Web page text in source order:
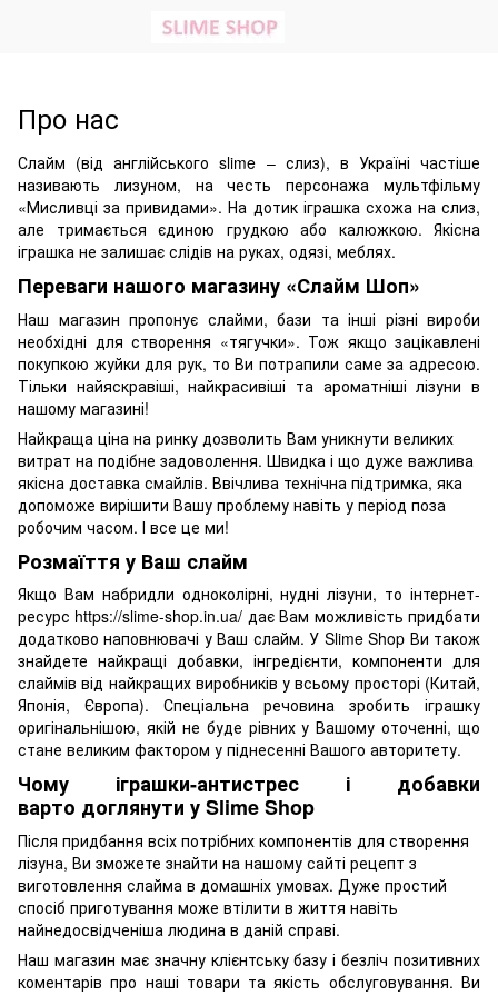
Про нас
Слайм (від англійського slime – слиз), в Україні частіше
називають лизуном, на честь персонажа мультфільму
«Мисливці за привидами». На дотик іграшка схожа на слиз,
але тримається єдиною грудкою або калюжкою. Якісна
іграшка не залишає слідів на руках, одязі, меблях.
Переваги нашого магазину «Слайм Шоп»
Наш магазин пропонує слайми, бази та інші різні вироби
необхідні для створення «тягучки». Тож якщо зацікавлені
покупкою жуйки для рук, то Ви потрапили саме за адресою.
Тільки найяскравіші, найкрасивіші та ароматніші лізуни в
нашому магазині!
Найкраща ціна на ринку дозволить Вам уникнути великих
витрат на подібне задоволення. Швидка і що дуже важлива
якісна доставка смайлів. Ввічлива технічна підтримка, яка
допоможе вирішити Вашу проблему навіть у період поза
робочим часом. І все це ми!
Розмаїття у Ваш слайм
Якщо Вам набридли одноколірні, нудні лізуни, то інтернет-
ресурс https://slime-shop.in.ua/ дає Вам можливість придбати
додатково наповнювачі у Ваш слайм. У Slime Shop Ви також
знайдете найкращі добавки, інгредієнти, компоненти для
слаймів від найкращих виробників у всьому просторі (Китай,
Японія, Європа). Спеціальна речовина зробить іграшку
оригінальнішою, якій не буде рівних у Вашому оточенні, що
стане великим фактором у піднесенні Вашого авторитету.
Чому іграшки-антистрес і добавки
варто доглянути у Slime Shop
Після придбання всіх потрібних компонентів для створення
лізуна, Ви зможете знайти на нашому сайті рецепт з
виготовлення слайма в домашніх умовах. Дуже простий
спосіб приготування може втілити в життя навіть
найнедосвідченіша людина в даній справі.
Наш магазин має значну клієнтську базу і безліч позитивних
коментарів про наші товари та якість обслуговування. Ви